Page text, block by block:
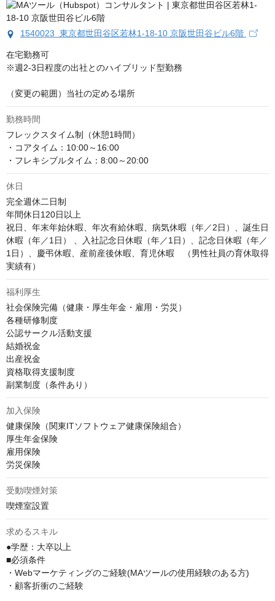
1540023 東京都世田谷区若林1-18-10 京阪世田谷ビル6階
在宅勤務可
※週2-3日程度の出社とのハイブリッド型勤務
（変更の範囲）当社の定める場所
勤務時間
フレックスタイム制（休憩1時間）
・コアタイム：10:00～16:00
・フレキシブルタイム：8:00～20:00
休日
完全週休二日制
年間休日120日以上
祝日、年末年始休暇、年次有給休暇、病気休暇（年／2日）、誕生日
休暇（年／1日） 、入社記念日休暇（年／1日）、記念日休暇（年／
1日）、慶弔休暇、産前産後休暇、育児休暇　（男性社員の育休取得
実績有）
福利厚生
社会保険完備（健康・厚生年金・雇用・労災）
各種研修制度
公認サークル活動支援
結婚祝金
出産祝金
資格取得支援制度
副業制度（条件あり）
加入保険
健康保険（関東ITソフトウェア健康保険組合）
厚生年金保険
雇用保険
労災保険
受動喫煙対策
喫煙室設置
求めるスキル
●学歴：大卒以上
■必須条件
・Webマーケティングのご経験(MAツールの使用経験のある方)
・顧客折衝のご経験